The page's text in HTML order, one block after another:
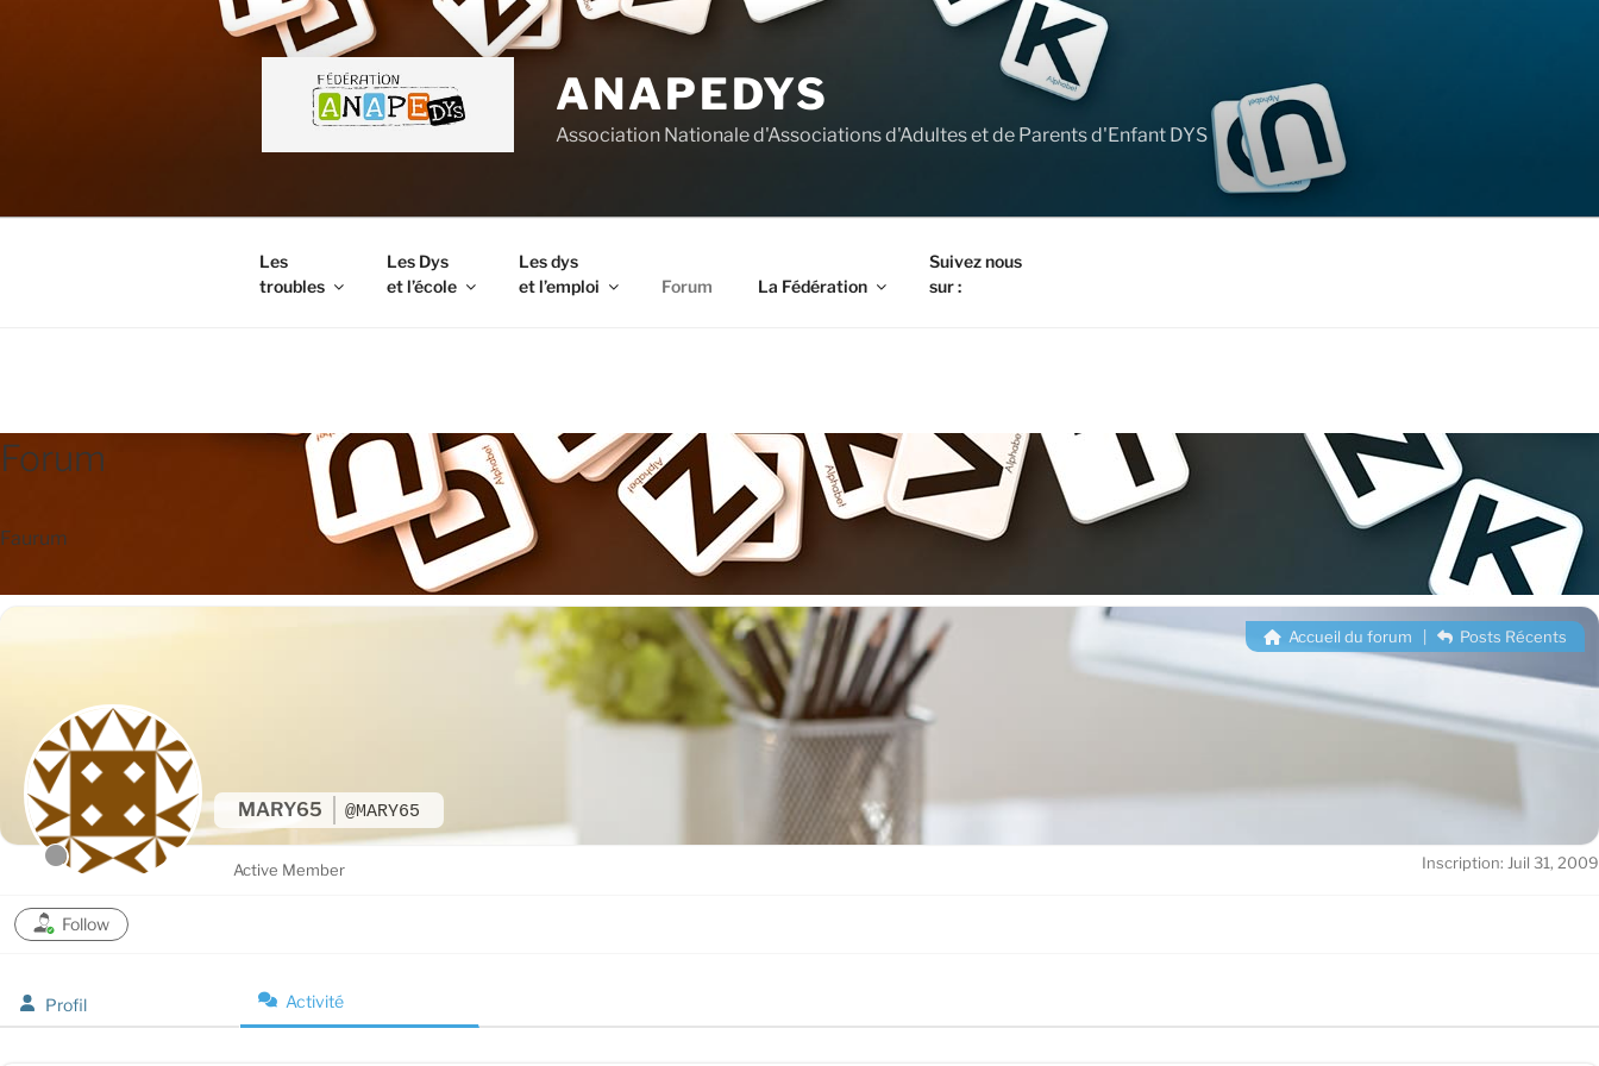
ANAPEDYS
Association Nationale d'Associations d'Adultes et de Parents d'Enfant DYS
Les
troubles
Les Dys
et l’école
Les dys
et l’emploi
Forum La Fédération
Suivez nous
sur :
FORUM
Forum
Faurum
MARY65 @MARY65
Accueil du forum Posts Récents
Active Member Inscription: Juil 31, 2009
Follow
Profil Activité